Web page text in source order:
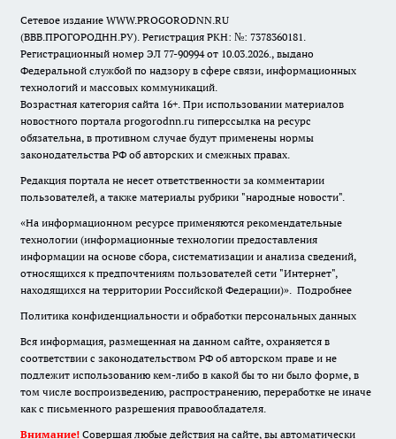
Сетевое издание WWW.PROGORODNN.RU
(ВВВ.ПРОГОРОДНН.РУ). Регистрация РКН: №: 7378360181.
Регистрационный номер ЭЛ 77-90994 от 10.03.2026., выдано
Федеральной службой по надзору в сфере связи, информационных
технологий и массовых коммуникаций.
Возрастная категория сайта 16+. При использовании материалов
новостного портала progorodnn.ru гиперссылка на ресурс
обязательна, в противном случае будут применены нормы
законодательства РФ об авторских и смежных правах.
Редакция портала не несет ответственности за комментарии
пользователей, а также материалы рубрики "народные новости".
«На информационном ресурсе применяются рекомендательные
технологии (информационные технологии предоставления
информации на основе сбора, систематизации и анализа сведений,
относящихся к предпочтениям пользователей сети "Интернет",
находящихся на территории Российской Федерации)». Подробнее
Политика конфиденциальности и обработки персональных данных
Вся информация, размещенная на данном сайте, охраняется в
соответствии с законодательством РФ об авторском праве и не
подлежит использованию кем-либо в какой бы то ни было форме, в
том числе воспроизведению, распространению, переработке не иначе
как с письменного разрешения правообладателя.
Внимание! Совершая любые действия на сайте, вы автоматически